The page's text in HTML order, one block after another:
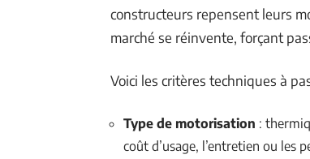
constructeurs repensent leurs
marché se réinvente, forçant
Voici les critères techniques à
Type de motorisation :
coût d’usage, l’entretien ou les